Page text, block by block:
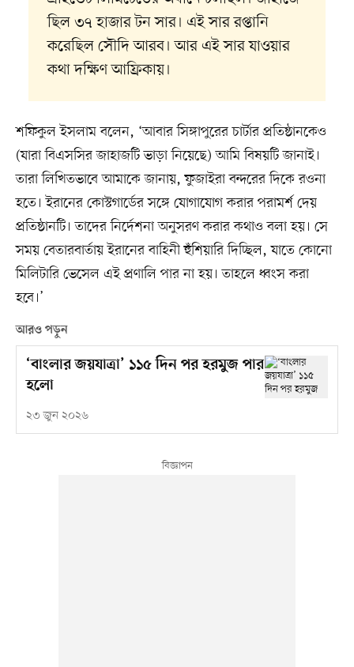
ছিল ৩৭ হাজার টন সার। এই সার রপ্তানি
করেছিল সৌদি আরব। আর এই সার যাওয়ার
কথা দক্ষিণ আফ্রিকায়।
শফিকুল ইসলাম বলেন, ‘আবার সিঙ্গাপুরের চার্টার প্রতিষ্ঠানকেও
(যারা বিএসসির জাহাজটি ভাড়া নিয়েছে) আমি বিষয়টি জানাই।
তারা লিখিতভাবে আমাকে জানায়, ফুজাইরা বন্দরের দিকে রওনা
হতে। ইরানের কোস্টগার্ডের সঙ্গে যোগাযোগ করার পরামর্শ দেয়
প্রতিষ্ঠানটি। তাদের নির্দেশনা অনুসরণ করার কথাও বলা হয়। সে
সময় বেতারবার্তায় ইরানের বাহিনী হুঁশিয়ারি দিচ্ছিল, যাতে কোনো
মিলিটারি ভেসেল এই প্রণালি পার না হয়। তাহলে ধ্বংস করা
হবে।’
আরও পড়ুন
‘বাংলার জয়যাত্রা’ ১১৫ দিন পর হরমুজ পার
হলো
২৩ জুন ২০২৬